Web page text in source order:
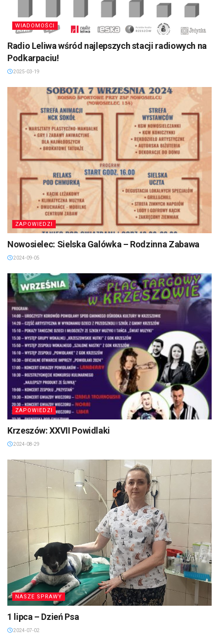
WIADOMOŚCI
Radio Leliwa wśród najlepszych stacji radiowych na
Podkarpaciu!
2025-03-19
ZAPOWIEDZI
Nowosielec: Sielska Galówka – Rodzinna Zabawa
2024-09-05
ZAPOWIEDZI
Krzeszów: XXVII Powidlaki
2024-08-29
NASZE SPRAWY
1 lipca – Dzień Psa
2024-07-02